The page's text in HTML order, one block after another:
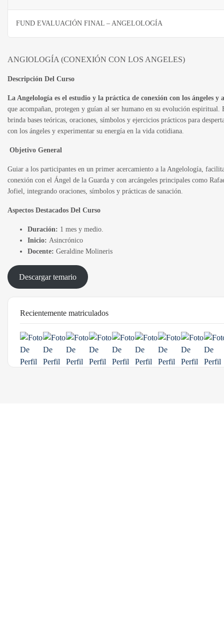
FUND EVALUACIÓN FINAL – ANGELOLOGÍA
ANGIOLOGÍA (CONEXIÓN CON LOS ANGELES)
Descripción Del Curso
La Angelología es el estudio y la práctica de conexión con los ángeles y
que acompañan, protegen y guían al ser humano en su evolución
brinda bases teóricas, oraciones, símbolos y ejercicios prácticos para
con los ángeles y experimentar su energía en la vida cotidiana.
Objetivo General
Guiar a los participantes en un primer acercamiento a la Angelología,
conexión con el Ángel de la Guarda y con arcángeles principales como
Jofiel, integrando oraciones, símbolos y prácticas de sanación.
Aspectos Destacados Del Curso
Duración: 1 mes y medio.
Inicio: Asincrónico
Docente: Geraldine Molineris
Descargar temario
Recientemente matriculados